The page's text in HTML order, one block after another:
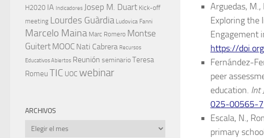
Arguedas, M.,
Exploring the
Engagement
https://
Fernández-
peer
education. Int
025-00565-7
Escala, N.,
primary
H2020 IA Indicadores Josep M. Duart Kick-off
meeting Lourdes Guàrdia Ludovica Fanni
Marcelo Maina Marc Romero Montse
Guitert MOOC Nati Cabrera Recursos
Educativos Abiertos Reunión seminarioTeresa
Romeu TIC UOC webinar
ARCHIVOS
Archivos